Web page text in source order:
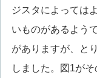
ジスタによっては
いものがあるよう
がありますが、と
しました。図1が